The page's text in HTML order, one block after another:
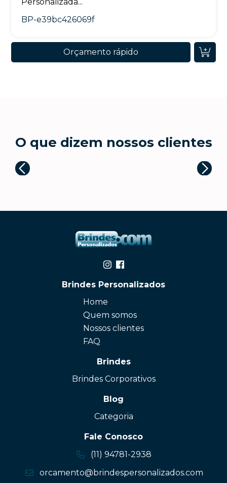
BP-e39bc426069f
Orçamento rápido
O que dizem nossos clientes
Brindes Personalizados
Home
Quem somos
Nossos clientes
FAQ
Brindes
Brindes Corporativos
Blog
Categoria
Fale Conosco
(11) 94781-2938
orcamento@brindespersonalizados.com